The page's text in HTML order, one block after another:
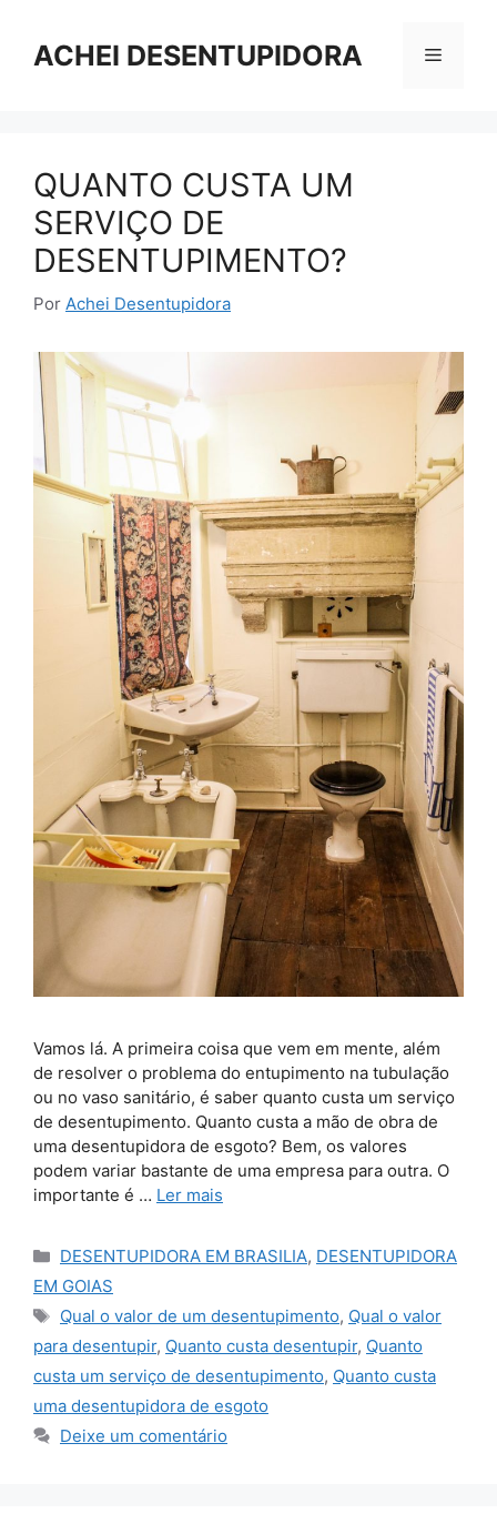
ACHEI DESENTUPIDORA Menu
QUANTO CUSTA UM
SERVIÇO DE
DESENTUPIMENTO?
Por Achei Desentupidora
Vamos lá. A primeira coisa que vem em mente, além
de resolver o problema do entupimento na tubulação
ou no vaso sanitário, é saber quanto custa um serviço
de desentupimento. Quanto custa a mão de obra de
uma desentupidora de esgoto? Bem, os valores
podem variar bastante de uma empresa para outra. O
importante é … Ler mais
Categorias
DESENTUPIDORA EM BRASILIA, DESENTUPIDORA
EM GOIAS
Tags
Qual o valor de um desentupimento, Qual o valor
para desentupir, Quanto custa desentupir, Quanto
custa um serviço de desentupimento, Quanto custa
uma desentupidora de esgoto
Deixe um comentário